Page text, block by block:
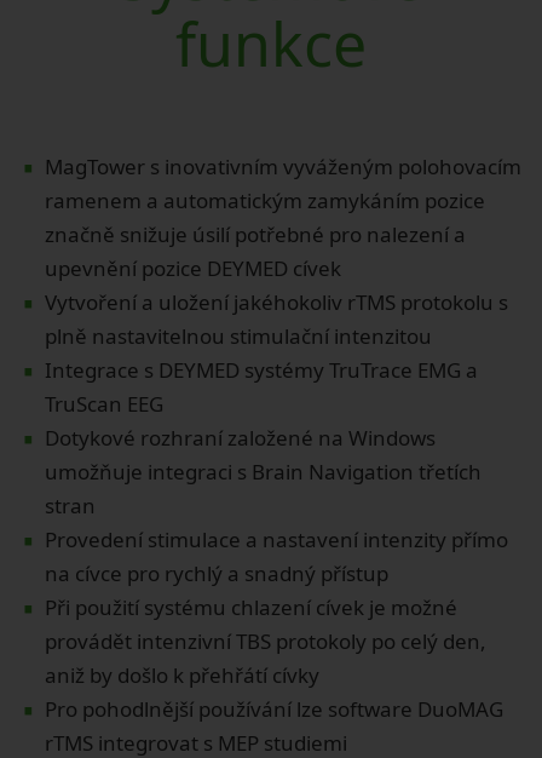
funkce
∙ MagTower s inovativním vyváženým polohovacím
ramenem a automatickým zamykáním pozice
značně snižuje úsilí potřebné pro nalezení a
upevnění pozice DEYMED cívek
∙ Vytvoření a uložení jakéhokoliv rTMS protokolu s
plně nastavitelnou stimulační intenzitou
∙ Integrace s DEYMED systémy TruTrace EMG a
TruScan EEG
∙ Dotykové rozhraní založené na Windows
umožňuje integraci s Brain Navigation třetích
stran
∙ Provedení stimulace a nastavení intenzity přímo
na cívce pro rychlý a snadný přístup
∙ Při použití systému chlazení cívek je možné
provádět intenzivní TBS protokoly po celý den,
aniž by došlo k přehřátí cívky
∙ Pro pohodlnější používání lze software DuoMAG
rTMS integrovat s MEP studiemi